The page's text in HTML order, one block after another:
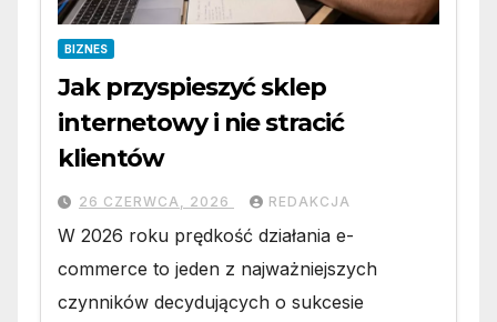
BIZNES
Jak przyspieszyć sklep
internetowy i nie stracić
klientów
26 CZERWCA, 2026 REDAKCJA
W 2026 roku prędkość działania e-
commerce to jeden z najważniejszych
czynników decydujących o sukcesie